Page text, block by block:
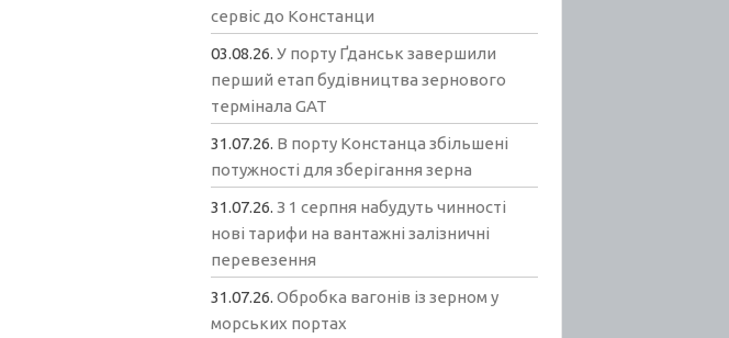
сервіс до Констанци
03.08.26.У порту Ґданськ завершили
перший етап будівництва зернового
термінала GAT
31.07.26. В порту Констанца збільшені
потужності для зберігання зерна
31.07.26.З 1 серпня набудуть чинності
нові тарифи на вантажні залізничні
перевезення
31.07.26.Обробка вагонів із зерном у
морських портах